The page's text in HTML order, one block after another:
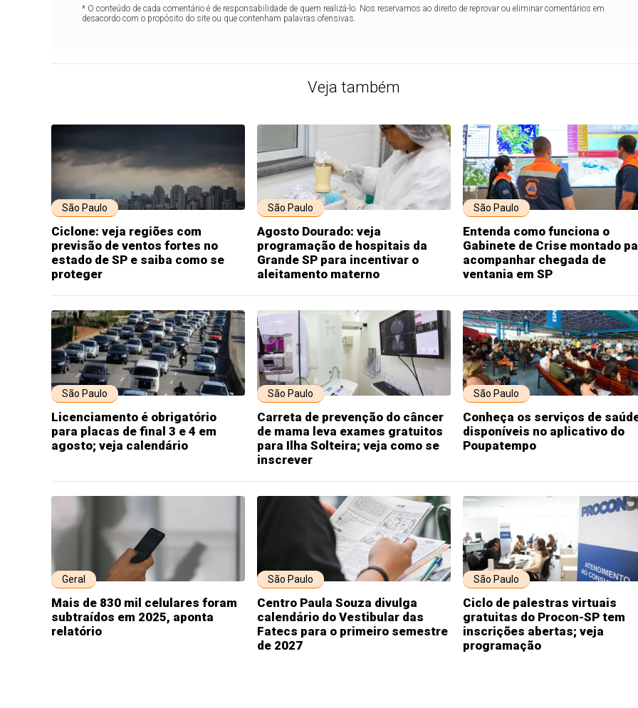
* O conteúdo de cada comentário é de responsabilidade de quem realizá-lo. Nos reservamos ao direito de reprovar ou eliminar comentários em
desacordo com o propósito do site ou que contenham palavras ofensivas.
Veja também
São Paulo
Ciclone: veja regiões com
previsão de ventos fortes no
estado de SP e saiba como se
proteger
São Paulo
Agosto Dourado: veja
programação de hospitais da
Grande SP para incentivar o
aleitamento materno
São Paulo
Entenda como funciona o
Gabinete de Crise montado
acompanhar chegada de
ventania em SP
São Paulo
Licenciamento é obrigatório
para placas de final 3 e 4 em
agosto; veja calendário
São Paulo
Carreta de prevenção do câncer
de mama leva exames gratuitos
para Ilha Solteira; veja como se
inscrever
São Paulo
Conheça os serviços de
disponíveis no aplicativo do
Poupatempo
Geral
Mais de 830 mil celulares foram
subtraídos em 2025, aponta
relatório
São Paulo
Centro Paula Souza divulga
calendário do Vestibular das
Fatecs para o primeiro semestre
de 2027
São Paulo
Ciclo de palestras virtuais
gratuitas do Procon-SP tem
inscrições abertas; veja
programação